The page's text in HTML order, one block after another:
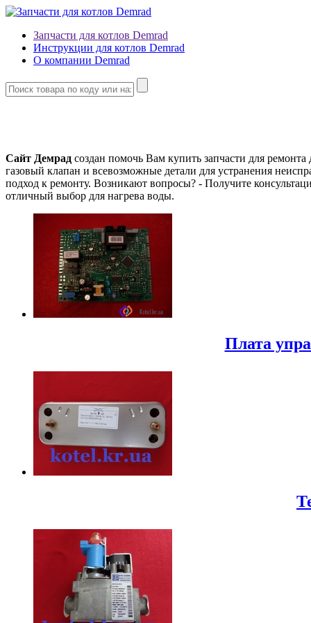
Запчасти для котлов Demrad
Инструкции для котлов Demrad
О компании Demrad
Сайт Демрад создан помочь Вам купить запчасти для
газовый клапан и всевозможные детали для устранения
подход к ремонту. Возникают вопросы? - Получите
отличный выбор для нагрева воды.
Плата